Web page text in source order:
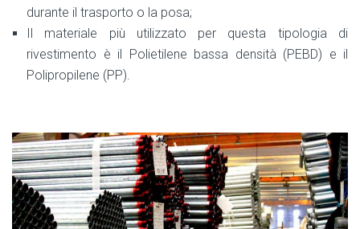
durante il trasporto o la posa;
Il materiale più utilizzato per questa tipologia di
rivestimento è il Polietilene bassa densità (PEBD) e il
Polipropilene (PP).